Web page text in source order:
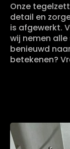
Onze
detail en
is afgewerkt.
wij nemen
benieuwd
betekenen?